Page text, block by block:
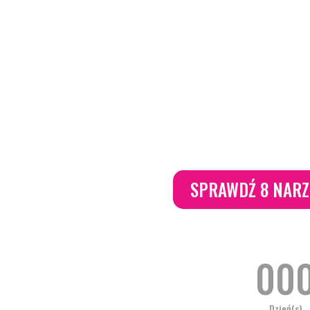
SPRAWDŹ 8